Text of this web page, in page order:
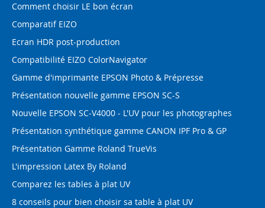
Comment choisir LE bon écran
Comparatif EIZO
Ecran HDR post-production
Compatibilité EIZO ColorNavigator
Gamme d'imprimante EPSON Photo & Prépresse
Présentation nouvelle gamme EPSON SC-S
Nouvelle EPSON SC-V4000 - L'UV pour les photographes
Présentation synthétique gamme CANON IPF Pro & GP
Présentation Gamme Roland TrueVis
L'impression Latex By Roland
Comparez les tables à plat UV
8 conseils pour bien choisir sa table à plat UV